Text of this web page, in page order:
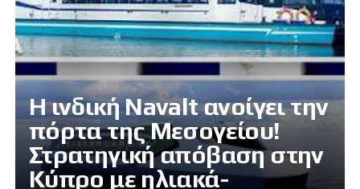
Η ινδική Navalt ανοίγει την
πόρτα της Μεσογείου!
Στρατηγική απόβαση στην
Κύπρο με ηλιακά-